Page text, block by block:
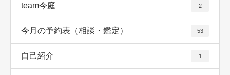
team今庭 2
今月の予約表（相談・鑑定） 53
自己紹介 1